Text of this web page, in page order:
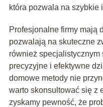
która pozwala na szybkie
Profesjonalne firmy mają
pozwalają na skuteczne
również specjalistycznym
precyzyjne i efektywne
domowe metody nie
warto skonsultować się z
zyskamy pewność, że